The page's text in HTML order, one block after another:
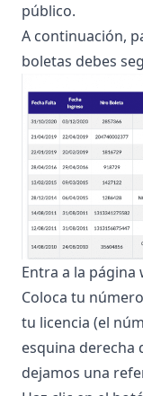
público.
A continuación,
boletas debes
Entra a la página
Coloca tu
tu licencia (el
esquina derecha
dejamos una